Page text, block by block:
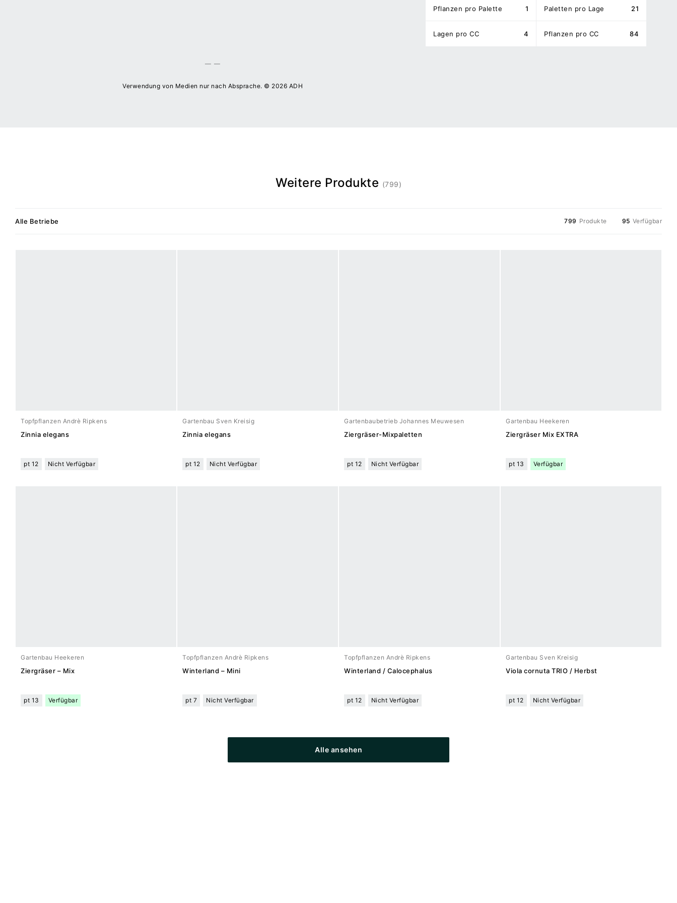
Verwendung von Medien nur nach Absprache. © 2026 ADH
Pflanzen pro Palette 1 Paletten pro Lage 21
Lagen pro CC 4 Pflanzen pro CC 84
Weitere Produkte (799)
Alle Betriebe 799 Produkte 95 Verfügbar
Topfpflanzen Andrè Ripkens
Zinnia elegans
pt 12 Nicht Verfügbar
Gartenbau Sven Kreisig
Zinnia elegans
pt 12 Nicht Verfügbar
Gartenbaubetrieb Johannes Meuwesen
Ziergräser-Mixpaletten
pt 12 Nicht Verfügbar
Gartenbau Heekeren
Ziergräser Mix EXTRA
pt 13 Verfügbar
Gartenbau Heekeren
Ziergräser – Mix
pt 13 Verfügbar
Topfpflanzen Andrè Ripkens
Winterland – Mini
pt 7 Nicht Verfügbar
Topfpflanzen Andrè Ripkens
Winterland / Calocephalus
pt 12 Nicht Verfügbar
Gartenbau Sven Kreisig
Viola cornuta TRIO / Herbst
pt 12 Nicht Verfügbar
Alle ansehen